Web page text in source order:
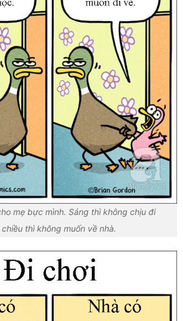
mẹ bực mình. Sáng thì không chịu đi
thì không muốn về nhà.